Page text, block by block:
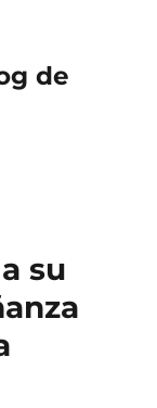
de
su